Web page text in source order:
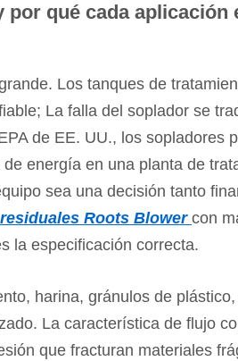
qué cada aplicación
Los tanques de
La falla del soplador se
de EE. UU., los sopladores
energía en una planta de
sea una decisión tanto
Roots Blower con
la especificación correcta.
harina, gránulos de
La característica de flujo
que fracturan materiales